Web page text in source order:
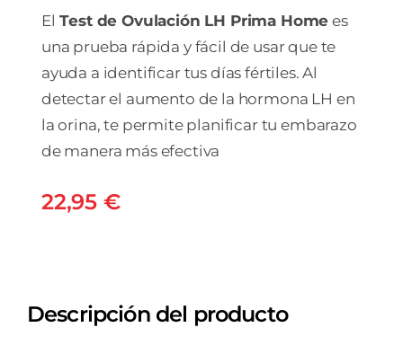
El Test de Ovulación LH Prima Home es
una prueba rápida y fácil de usar que te
ayuda a identificar tus días fértiles. Al
detectar el aumento de la hormona LH en
la orina, te permite planificar tu embarazo
de manera más efectiva
22,95 €
Descripción del producto